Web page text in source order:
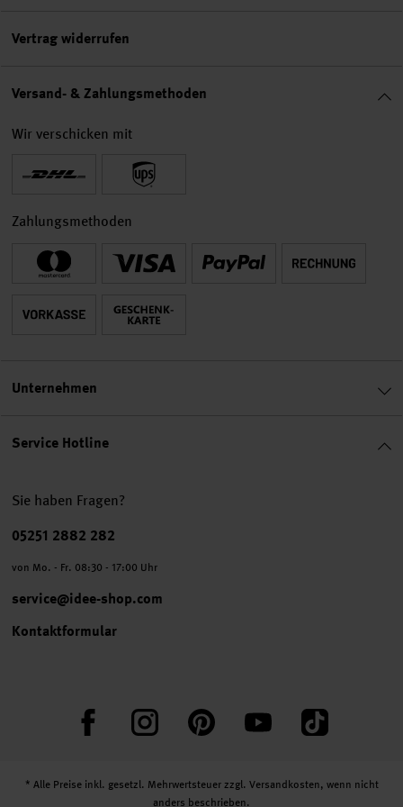
Service Hotline
Sie haben Fragen?
Telefonnummer
05251 2882 282
von Mo. - Fr. 08:30 - 17:00 Uhr
service@idee-shop.com
Kontaktformular
FacebookInstagram PinterestYouTube TikTok
Vertrag widerrufen
Versand- & Zahlungsmethoden
Wir verschicken mit
Zahlungsmethoden
Unternehmen
* Alle Preise inkl. gesetzl. Mehrwertsteuer zzgl. Versandkosten, wenn nicht
anders beschrieben.